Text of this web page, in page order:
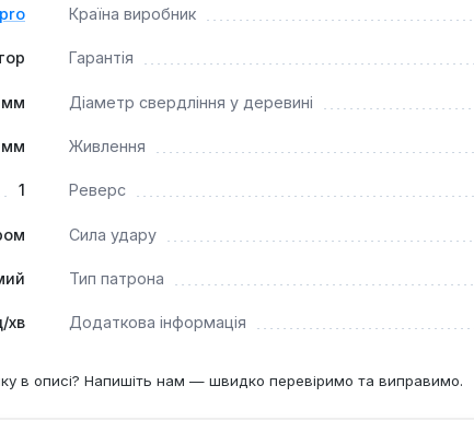
Країна виробник
Гарантія
мм Діаметр свердління у деревині
мм Живлення
1 Реверс
Сила удару
Тип патрона
хв Додаткова інформація
в описі? Напишіть нам — швидко перевіримо та виправимо.